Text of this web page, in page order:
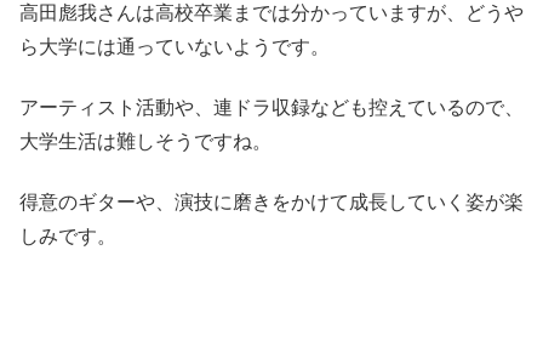
高田彪我さんは高校卒業までは分かっていますが、どうや
ら大学には通っていないようです。
アーティスト活動や、連ドラ収録なども控えているので、
大学生活は難しそうですね。
得意のギターや、演技に磨きをかけて成長していく姿が楽
しみです。